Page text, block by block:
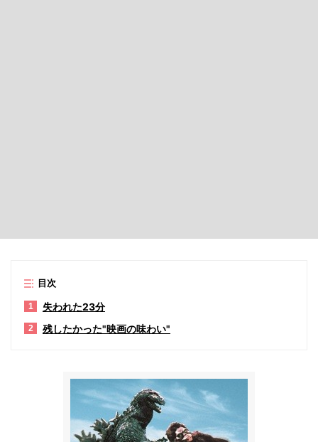
目次
1 失われた23分
2 残したかった"映画の味わい"